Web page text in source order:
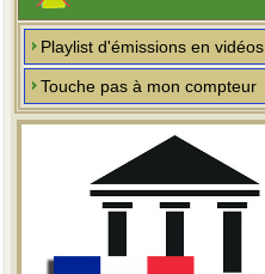
Playlist d'émissions en vidéos
Touche pas à mon compteur